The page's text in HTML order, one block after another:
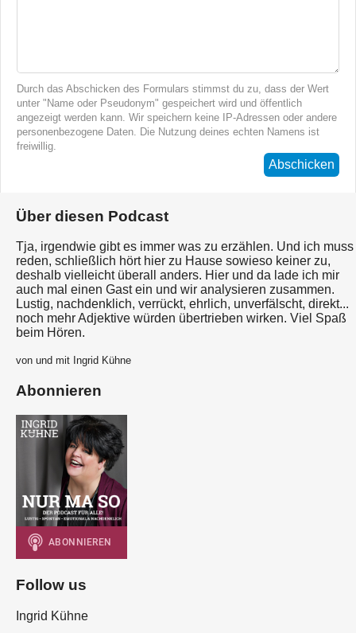
Durch das Abschicken des Formulars stimmst du zu, dass der Wert
unter "Name oder Pseudonym" gespeichert wird und öffentlich
angezeigt werden kann. Wir speichern keine IP-Adressen oder andere
personenbezogene Daten. Die Nutzung deines echten Namens ist
freiwillig.
Abschicken
Über diesen Podcast
Tja, irgendwie gibt es immer was zu erzählen. Und ich muss
reden, schließlich hört hier zu Hause sowieso keiner zu,
deshalb vielleicht überall anders. Hier und da lade ich mir
auch mal einen Gast ein und wir analysieren zusammen.
Lustig, nachdenklich, verrückt, ehrlich, unverfälscht, direkt...
noch mehr Adjektive würden übertrieben wirken. Viel Spaß
beim Hören.
von und mit Ingrid Kühne
Abonnieren
Follow us
Ingrid Kühne